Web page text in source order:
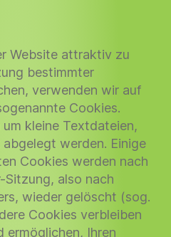
Website attraktiv zu
bestimmter
verwenden wir auf
Cookies.
kleine Textdateien,
werden. Einige
Cookies werden nach
Sitzung, also nach
wieder gelöscht (sog.
Cookies verbleiben
ermöglichen, Ihren